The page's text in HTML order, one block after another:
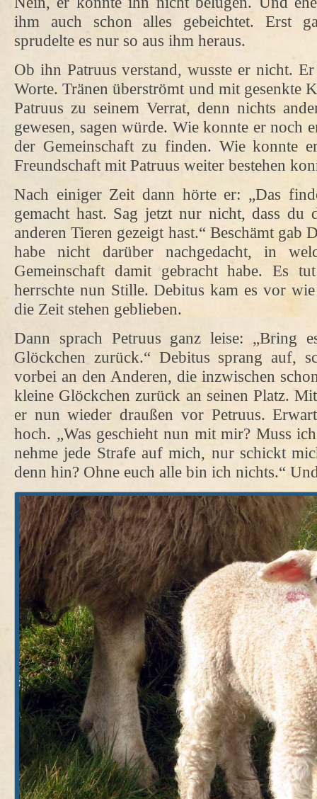
ihm auch schon alles gebeichtet. Erst
sprudelte es nur so aus ihm heraus.
Ob ihn Patruus verstand, wusste er nicht.
Worte. Tränen überströmt und mit gesenkte
Patruus zu seinem Verrat, denn nichts
gewesen, sagen würde. Wie konnte er noch
der Gemeinschaft zu finden. Wie konnte
Freundschaft mit Patruus weiter bestehen
Nach einiger Zeit dann hörte er: „Das
gemacht hast. Sag jetzt nur nicht, dass du
anderen Tieren gezeigt hast.“ Beschämt gab
habe nicht darüber nachgedacht, in
Gemeinschaft damit gebracht habe. Es
herrschte nun Stille. Debitus kam es vor
die Zeit stehen geblieben.
Dann sprach Petruus ganz leise: „Bring
Glöckchen zurück.“ Debitus sprang auf,
vorbei an den Anderen, die inzwischen
kleine Glöckchen zurück an seinen Platz.
er nun wieder draußen vor Petruus.
hoch. „Was geschieht nun mit mir? Muss
nehme jede Strafe auf mich, nur schickt
denn hin? Ohne euch alle bin ich nichts.“